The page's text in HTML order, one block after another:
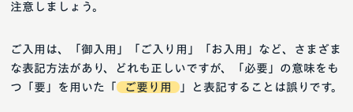
注意しましょう。
ご入用は、「御入用」「ご入り用」「お入用」など、さまざま
な表記方法があり、どれも正しいですが、「必要」の意味をも
つ「要」を用いた「
ご要り用 」と表記することは誤りです。